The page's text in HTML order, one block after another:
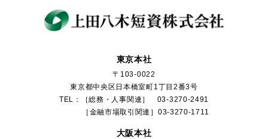
東京本社
〒103-0022
東京都中央区日本橋室町1丁目2番3号
TEL：［総務・人事関連］ 03-3270-2491
［金融市場取引関連］03-3270-1711
大阪本社